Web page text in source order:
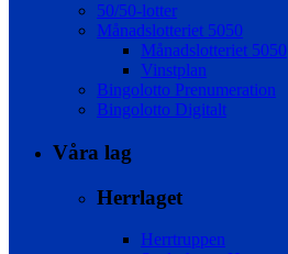
50/50-lotter
Månadslotteriet 5050
Månadslotteriet 5050
Vinstplan
Bingolotto Prenumeration
Bingolotto Digitalt
Våra lag
Herrlaget
Herrtruppen